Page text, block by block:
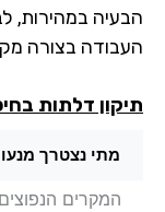
במהירות,
בצורה
דלתות בחיפה
מתי נצטרך מנעולן?
המקרים הנפוצים